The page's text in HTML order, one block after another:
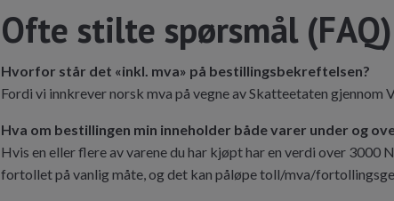
Ofte stilte spørsmål (FAQ)
Hvorfor står det «inkl. mva» på bestillingsbekreftelsen?
Fordi vi innkrever norsk mva på vegne av Skatteetaten gjennom
Hva om bestillingen min inneholder både varer under og
Hvis en eller flere av varene du har kjøpt har en verdi over 3000
fortollet på vanlig måte, og det kan påløpe toll/mva/